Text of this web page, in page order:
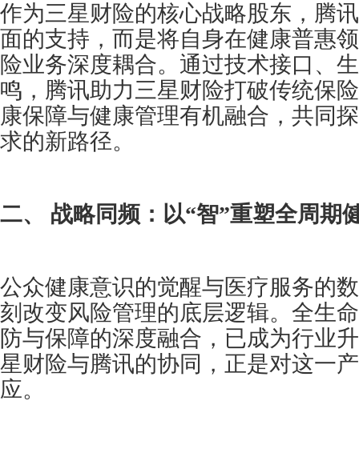
作为三星财险的核心战略股东，腾
面的支持，而是将自身在健康普惠
险业务深度耦合。通过技术接口、
鸣，腾讯助力三星财险打破传统保
康保障与健康管理有机融合，共同
求的新路径。
二、 战略同频：以“智”重塑全周期
公众健康意识的觉醒与医疗服务的
刻改变风险管理的底层逻辑。全生
防与保障的深度融合，已成为行业
星财险与腾讯的协同，正是对这一
应。